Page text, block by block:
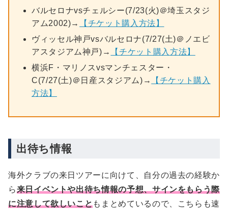
バルセロナvsチェルシー(7/23(火)＠埼玉スタジ
アム2002)→
【チケット購入方法】
ヴィッセル神戸vsバルセロナ(7/27(土)＠ノエビ
アスタジアム神戸)→
【チケット購入方法】
横浜F・マリノスvsマンチェスター・
C(7/27(土)＠日産スタジアム)→
【チケット購入
方法】
出待ち情報
海外クラブの来日ツアーに向けて、自分の過去の経験か
ら来日イベントや出待ち情報の予想、サインをもらう際
に注意して欲しいこともまとめているので、こちらも速